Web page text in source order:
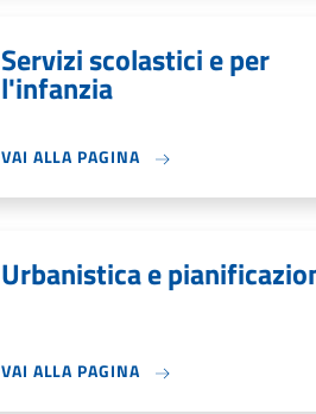
Servizi scolastici e per
l'infanzia
VAI ALLA PAGINA
Urbanistica e
VAI ALLA PAGINA